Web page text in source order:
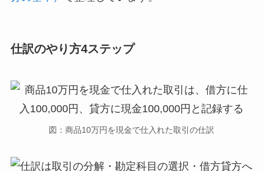
仕訳のやり方4ステップ
図：商品10万円を現金で仕入れた取引の仕訳